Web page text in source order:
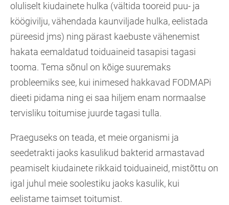
oluliselt kiudainete hulka (vältida tooreid puu- ja
köögivilju, vähendada kaunviljade hulka, eelistada
püreesid jms) ning pärast kaebuste vähenemist
hakata eemaldatud toiduaineid tasapisi tagasi
tooma. Tema sõnul on kõige suuremaks
probleemiks see, kui inimesed hakkavad FODMAPi
dieeti pidama ning ei saa hiljem enam normaalse
tervisliku toitumise juurde tagasi tulla.
Praeguseks on teada, et meie organismi ja
seedetrakti jaoks kasulikud bakterid armastavad
peamiselt kiudainete rikkaid toiduaineid, mistõttu on
igal juhul meie soolestiku jaoks kasulik, kui
eelistame taimset toitumist.